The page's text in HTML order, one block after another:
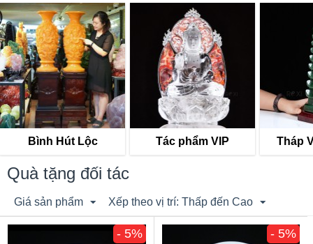
Bình Hút Lộc Tác phẩm VIP Tháp
Quà tặng đối tác
Giá sản phẩm Xếp theo vị trí: Thấp đến Cao
- 5% - 5%